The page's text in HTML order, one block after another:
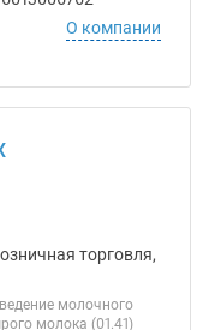
О компании
торговля,
молочного
молока (01.41)